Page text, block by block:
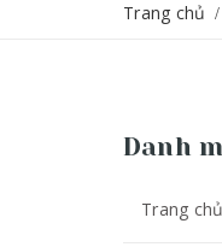
Trang chủ /
Danh
Trang chủ